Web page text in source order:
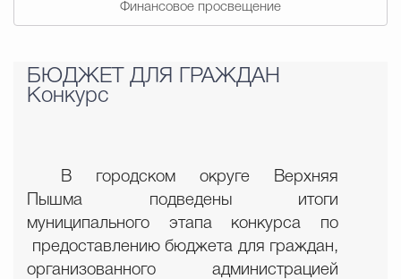
Финансовое просвещение
БЮДЖЕТ ДЛЯ ГРАЖДАН
Конкурс
В городском округе Верхняя
Пышма подведены итоги
муниципального этапа конкурса по
предоставлению бюджета для граждан,
организованного администрацией